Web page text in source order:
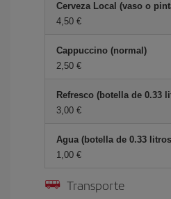
Cerveza Local (vaso o
4,50 €
Cappuccino (normal)
2,50 €
Refresco (botella de 0.33
3,00 €
Agua (botella de 0.33
1,00 €
Transporte